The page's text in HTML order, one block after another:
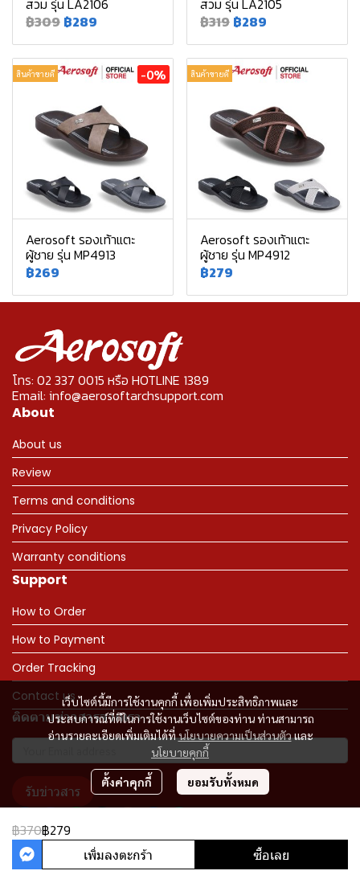
สวม รุ่น LA2106
฿309 ฿289
สวม รุ่น LA2105
฿319 ฿289
สินค้าขายดี -0%
Aerosoft รองเท้าแตะ
ผู้ชาย รุ่น MP4913
฿269
สินค้าขายดี
Aerosoft รองเท้าแตะ
ผู้ชาย รุ่น MP4912
฿279
฿370฿279
เพิ่มลงตะกร้า ซื้อเลย
เว็บไซต์นี้มีการใช้งานคุกกี้ เพื่อเพิ่มประสิทธิภาพและ
ประสบการณ์ที่ดีในการใช้งานเว็บไซต์ของท่าน ท่านสามารถ
อ่านรายละเอียดเพิ่มเติมได้ที่นโยบายความเป็นส่วนตัวและ
นโยบายคุกกี้
ตั้งค่าคุกกี้ ยอมรับทั้งหมด
โทร: 02 337 0015 หรือ HOTLINE 1389
Email: info@aerosoftarchsupport.com
About
About us
Review
Terms and conditions
Privacy Policy
Warranty conditions
Support
How to Order
How to Payment
Order Tracking
Contact us
ติดตามข่าวสารจากเรา
รับข่าวสาร
Copyright 2023 | All Rights Reserved | Powered by MWE